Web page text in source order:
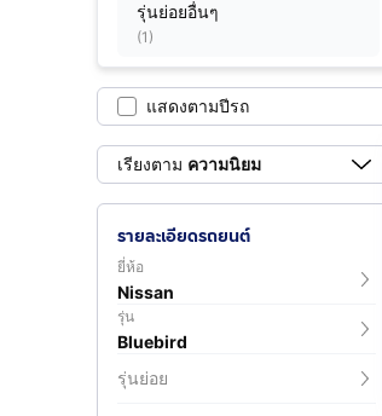
รุ่นย่อยอื่นๆ
(1 )
แสดงตามปีรถ
เรียงตาม ความนิยม
รายละเอียดรถยนต์
ยี่ห้อ
Nissan
รุ่น
Bluebird
รุ่นย่อย